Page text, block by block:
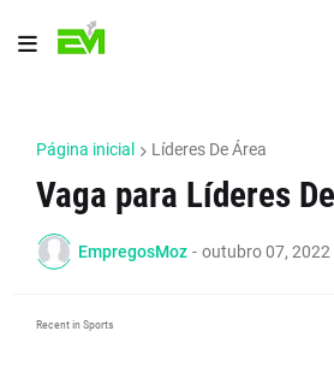
Página inicial Líderes De Área
Vaga para Líderes
EmpregosMoz - outubro 07, 2022
Recent in Sports